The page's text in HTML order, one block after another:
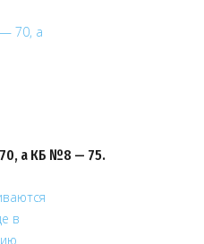
а КБ №8 — 75.